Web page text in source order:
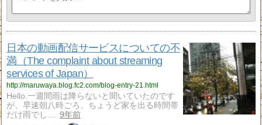
日本の動画配信サービスについての不
満（The complaint about streaming
services of Japan）
http://maruwaya.blog.fc2.com/blog-entry-21.html
Hello.一週間雨は降らないと聞いていたのです
が、早速朝八時ごろ、ちょうど家を出る時間帯
だけ雨でし…
9年前